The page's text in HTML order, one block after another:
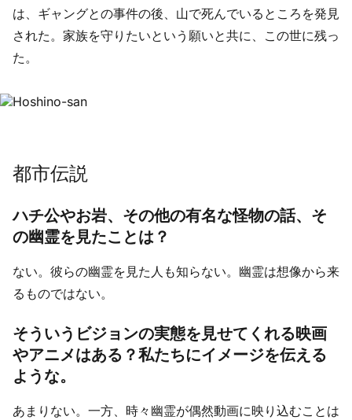
は、ギャングとの事件の後、山で死んでいるところを発見
された。家族を守りたいという願いと共に、この世に残っ
た。
都市伝説
ハチ公やお岩、その他の有名な怪物の話、そ
の幽霊を見たことは？
ない。彼らの幽霊を見た人も知らない。幽霊は想像から来
るものではない。
そういうビジョンの実態を見せてくれる映画
やアニメはある？私たちにイメージを伝える
ような。
あまりない。一方、時々幽霊が偶然動画に映り込むことは